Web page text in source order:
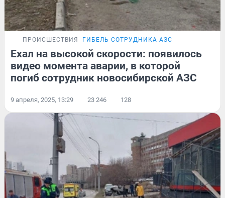
ПРОИСШЕСТВИЯ ГИБЕЛЬ СОТРУДНИКА АЗС
Ехал на высокой скорости: появилось
видео момента аварии, в которой
погиб сотрудник новосибирской АЗС
9 апреля, 2025, 13:29 23 246 128